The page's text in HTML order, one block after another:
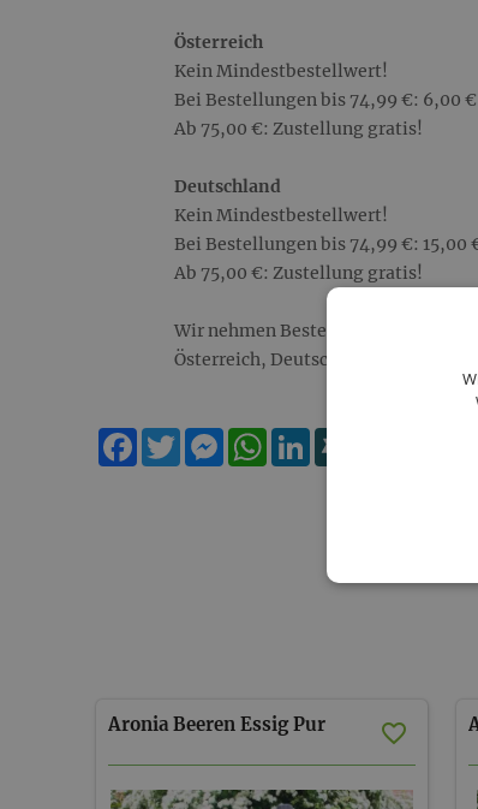
Österreich
Kein Mindestbestellwert!
Bei Bestellungen bis 74,99 €: 6,00
Ab 75,00 €: Zustellung gratis!
Deutschland
Kein Mindestbestellwert!
Bei Bestellungen bis 74,99 €: 15,00
Ab 75,00 €: Zustellung gratis!
Wir nehmen Bestellungen
Österreich, Deutschland.
Facebook
TwitterMessenger
WhatsAppLinkedIn
Aronia Beeren Essig Pur